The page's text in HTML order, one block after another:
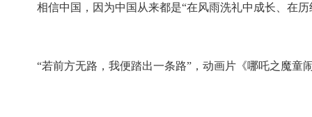
相信中国，因为中国从来都是“在风雨洗礼中成长、在
“若前方无路，我便踏出一条路”，动画片《哪吒之魔童